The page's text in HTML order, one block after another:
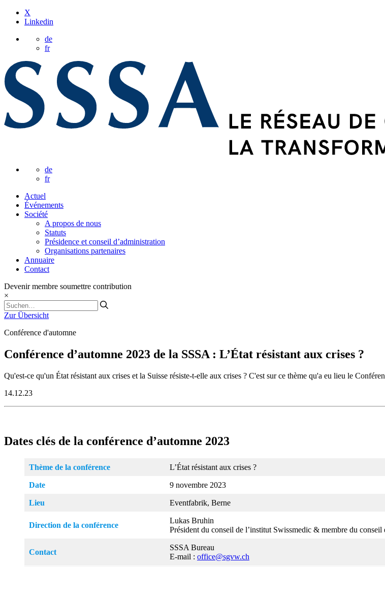
X
Linkedin
de
fr
de
fr
Actuel
Événements
Société
A propos de nous
Statuts
Présidence et conseil d’administration
Organisations partenaires
Annuaire
Contact
Devenir membre soumettre contribution
×
Zur Übersicht
Conférence d'automne
Conférence d’automne 2023 de la SSSA : L’État résistant aux crises ?
Qu'est-ce qu'un État résistant aux crises et la Suisse résiste-t-elle aux crises ? C'est sur ce thème qu'a eu lieu le
14.12.23
Dates clés de la conférence d’automne 2023
Thème de la conférence L’État résistant aux crises ?
Date 9 novembre 2023
Lieu Eventfabrik, Berne
Direction de la conférence
Lukas Bruhin
Président du conseil de l’institut Swissmedic & membre du
Contact
SSSA Bureau
E-mail : office@sgvw.ch